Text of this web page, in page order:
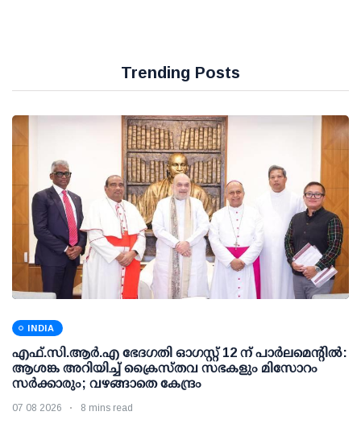
Trending Posts
INDIA
എഫ്.സി.ആര്‍.എ ഭേദഗതി ഓഗസ്റ്റ് 12 ന് പാര്‍ലമെന്റില്‍:
ആശങ്ക അറിയിച്ച് ക്രൈസ്തവ സഭകളും മിസോറം
സര്‍ക്കാരും; വഴങ്ങാതെ കേന്ദ്രം
07 08 2026 8 mins read